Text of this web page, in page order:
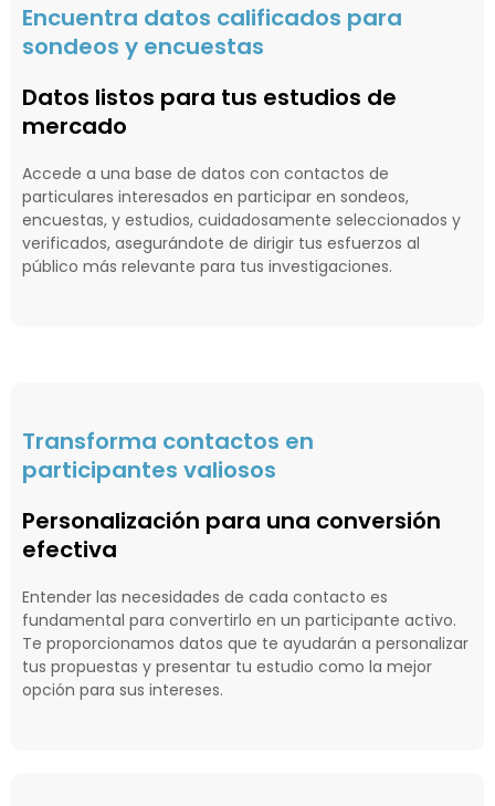
Encuentra datos calificados para
sondeos y encuestas
Datos listos para tus estudios de
mercado
Accede a una base de datos con contactos de
particulares interesados en participar en sondeos,
encuestas, y estudios, cuidadosamente seleccionados y
verificados, asegurándote de dirigir tus esfuerzos al
público más relevante para tus investigaciones.
Transforma contactos en
participantes valiosos
Personalización para una conversión
efectiva
Entender las necesidades de cada contacto es
fundamental para convertirlo en un participante activo.
Te proporcionamos datos que te ayudarán a personalizar
tus propuestas y presentar tu estudio como la mejor
opción para sus intereses.